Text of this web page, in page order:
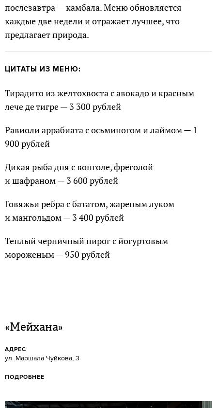
послезавтра — камбала. Меню обновляется
каждые две недели и отражает лучшее, что
предлагает природа.
ЦИТАТЫ ИЗ МЕНЮ:
Тирадито из желтохвоста с авокадо и красным
лече де тигре — 3 300 рублей
Равиоли аррабиата с осьминогом и лаймом — 1
900 рублей
Дикая рыба дня с вонголе, фреголой
и шафраном — 3 600 рублей
Говяжьи ребра с бататом, жареным луком
и мангольдом — 3 400 рублей
Теплый черничный пирог с йогуртовым
мороженым — 950 рублей
«Мейхана»
АДРЕС
ул. Маршала Чуйкова, 3
ПОДРОБНЕЕ